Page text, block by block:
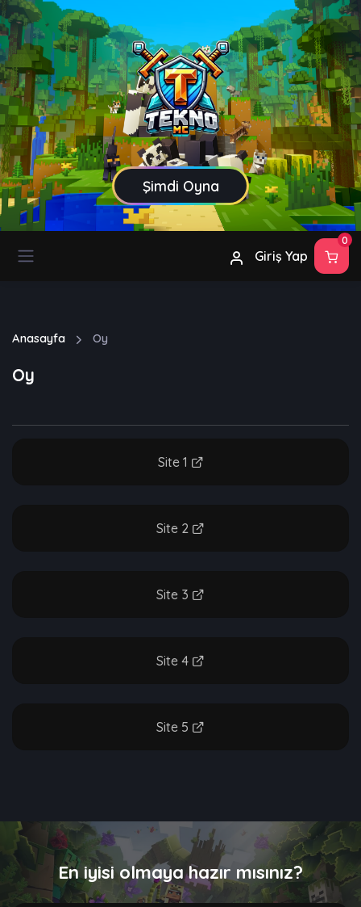
Şimdi Oyna
Giriş Yap
0
Anasayfa Oy
Oy
Site 1
Site 2
Site 3
Site 4
Site 5
En iyisi olmaya hazır mısınız?